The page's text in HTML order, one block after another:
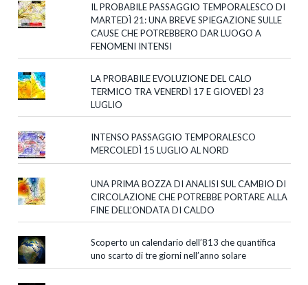
IL PROBABILE PASSAGGIO TEMPORALESCO DI
MARTEDÌ 21: UNA BREVE SPIEGAZIONE SULLE
CAUSE CHE POTREBBERO DAR LUOGO A
FENOMENI INTENSI
LA PROBABILE EVOLUZIONE DEL CALO
TERMICO TRA VENERDÌ 17 E GIOVEDÌ 23
LUGLIO
INTENSO PASSAGGIO TEMPORALESCO
MERCOLEDÌ 15 LUGLIO AL NORD
UNA PRIMA BOZZA DI ANALISI SUL CAMBIO DI
CIRCOLAZIONE CHE POTREBBE PORTARE ALLA
FINE DELL’ONDATA DI CALDO
Scoperto un calendario dell’813 che quantifica
uno scarto di tre giorni nell’anno solare